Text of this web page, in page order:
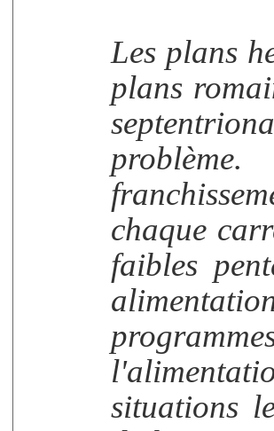
Les plans
plans
chaque
faibles
situations